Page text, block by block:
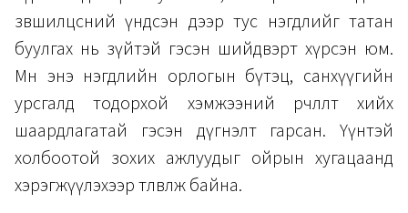
зөвшилцсөний үндсэн дээр тус нэгдлийг татан
буулгах нь зүйтэй гэсэн шийдвэрт хүрсэн юм.
Мөн энэ нэгдлийн орлогын бүтэц, санхүүгийн
урсгалд тодорхой хэмжээний өөрчлөлт хийх
шаардлагатай гэсэн дүгнэлт гарсан. Үүнтэй
холбоотой зохих ажлуудыг ойрын хугацаанд
хэрэгжүүлэхээр төлөвлөж байна.